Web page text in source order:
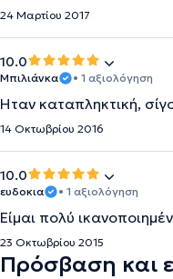
24 Μαρτίου 2017
10.0
Μπιλιάνκα • 1 αξιολόγηση
Ήταν καταπληκτική,
14 Οκτωβρίου 2016
10.0
ευδοκια • 1 αξιολόγηση
Είμαι πολύ
23 Οκτωβρίου 2015
Πρόσβαση και